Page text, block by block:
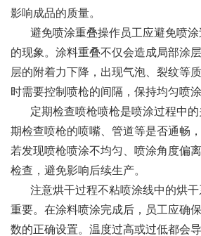
影响成品的质量。
避免喷涂重叠操作员工应避免喷
的现象。涂料重叠不仅会造成局部涂
层的附着力下降，出现气泡、裂纹等
时需要控制喷枪的间隔，保持均匀喷涂
定期检查喷枪喷枪是喷涂过程中
期检查喷枪的喷嘴、管道等是否通畅
若发现喷枪喷涂不均匀、喷涂角度偏
检查，避免影响后续生产。
注意烘干过程不粘喷涂线中的烘
重要。在涂料喷涂完成后，员工应确
数的正确设置。温度过高或过低都会